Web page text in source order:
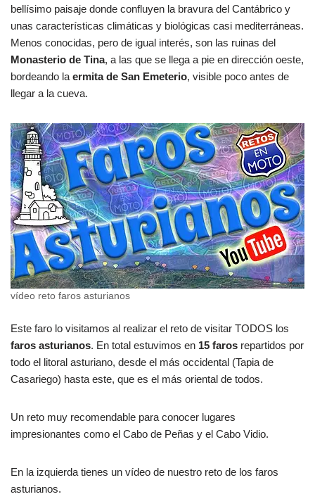
bellísimo paisaje donde confluyen la bravura del Cantábrico y
unas características climáticas y biológicas casi mediterráneas.
Menos conocidas, pero de igual interés, son las ruinas del
Monasterio de Tina, a las que se llega a pie en dirección oeste,
bordeando la ermita de San Emeterio, visible poco antes de
llegar a la cueva.
vídeo reto faros asturianos
Este faro lo visitamos al realizar el reto de visitar TODOS los
faros asturianos. En total estuvimos en 15 faros repartidos por
todo el litoral asturiano, desde el más occidental (Tapia de
Casariego) hasta este, que es el más oriental de todos.
Un reto muy recomendable para conocer lugares
impresionantes como el Cabo de Peñas y el Cabo Vidio.
En la izquierda tienes un vídeo de nuestro reto de los faros
asturianos.